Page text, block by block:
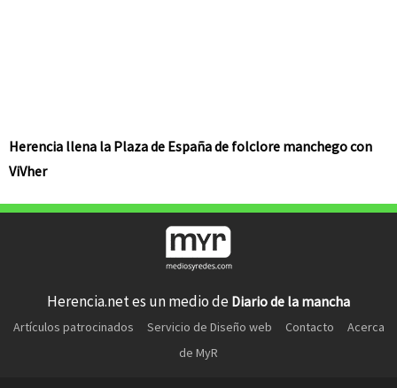
Herencia llena la Plaza de España de folclore manchego con
ViVher
Herencia.net es un medio de Diario de la mancha
Artículos patrocinados Servicio de Diseño web Contacto
Acerca
de MyR